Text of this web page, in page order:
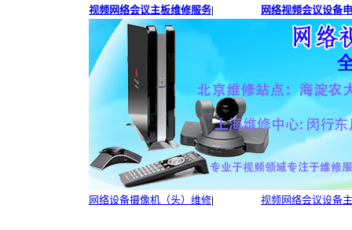
视频网络会议主板维修服务| 网络视频会议设备
网络设备摄像机（头）维修| 视频网络会议设备